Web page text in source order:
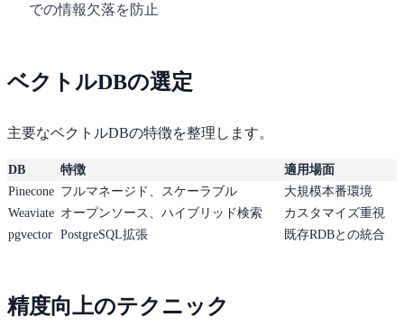
での情報欠落を防止
ベクトルDBの選定
主要なベクトルDBの特徴を整理します。
DB 特徴
適用場面
Pinecone フルマネージド、スケーラブル
大規模本番環境
Weaviate オープンソース、ハイブリッド検索
カスタマイズ重視
pgvector PostgreSQL拡張 既存RDBとの統合
精度向上のテクニック